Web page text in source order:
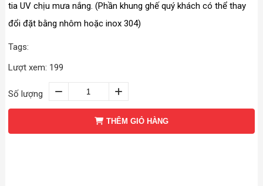
tia UV chịu mưa nắng. (Phần khung ghế quý khách có thể thay
đổi đặt bằng nhôm hoặc inox 304)
Tags:
Lượt xem: 199
Số lượng
THÊM GIỎ HÀNG